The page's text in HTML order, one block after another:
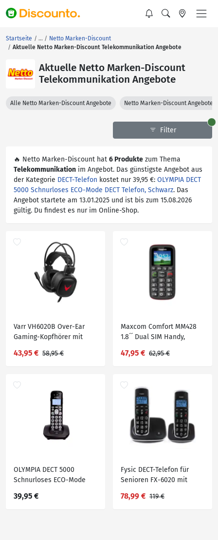
Startseite
Netto Marken-Discount
Aktuelle Netto Marken-Discount Telekommunikation Angebote
Aktuelle Netto Marken-Discount
Telekommunikation Angebote
Alle Netto Marken-Discount Angebote Netto Marken-Discount Angebote
Filter
🔥 Netto Marken-Discount hat 6 Produkte zum Thema
Telekommunikation im Angebot. Das günstigste Angebot aus
der Kategorie DECT-Telefon kostet nur 39,95 €: OLYMPIA DECT
5000 Schnurloses ECO-Mode DECT Telefon, Schwarz. Das
Angebot startete am 13.01.2025 und ist bis zum 15.08.2026
gültig. Du findest es nur im Online-Shop.
Varr VH6020B Over-Ear
Gaming-Kopfhörer mit
Hintergrundbeleuchtung
43,95 € 58,95 €
Maxcom Comfort MM428
1.8´´ Dual SIM Handy,
47,95 € 62,95 €
OLYMPIA DECT 5000
Schnurloses ECO-Mode
39,95 €
Fysic DECT-Telefon für
Senioren FX-6020 mit
Mobilteilen
78,99 € 119 €